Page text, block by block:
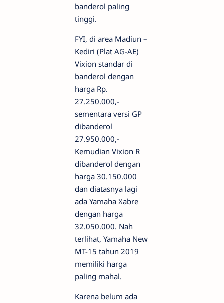
banderol paling
tinggi.
FYI, di area Madiun –
Kediri (Plat AG-AE)
Vixion standar di
banderol dengan
harga Rp.
27.250.000,-
sementara versi GP
dibanderol
27.950.000,-
Kemudian Vixion R
dibanderol dengan
harga 30.150.000
dan diatasnya lagi
ada Yamaha Xabre
dengan harga
32.050.000. Nah
terlihat, Yamaha New
MT-15 tahun 2019
memiliki harga
paling mahal.
Karena belum ada